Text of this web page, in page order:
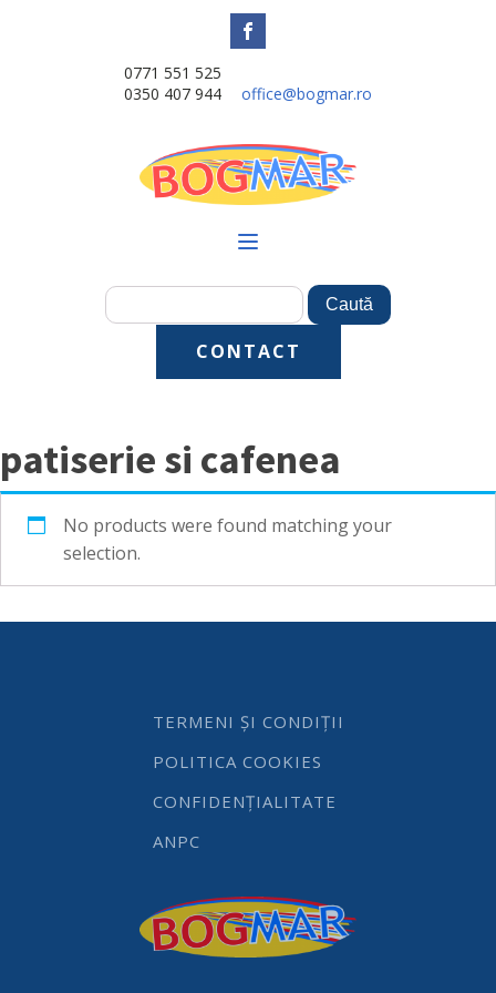
0771 551 525
0350 407 944
office@bogmar.ro
CONTACT
patiserie si cafenea
No products were found matching your
selection.
TERMENI ȘI CONDIȚII
POLITICA COOKIES
CONFIDENȚIALITATE
ANPC